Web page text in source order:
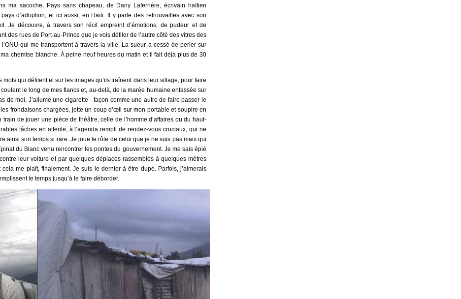
ma sacoche, Pays sans chapeau, de Dany Laferrière, écrivain haïtien
d’adoption, et ici aussi, en Haïti. Il y parle des retrouvailles avec son
Je découvre, à travers son récit empreint d’émotions, de pudeur et de
des rues de Port-au-Prince que je vois défiler de l’autre côté des vitres des
qui me transportent à travers la ville. La sueur a cessé de perler sur
chemise blanche. À peine neuf heures du matin et il fait déjà plus de 30
mots qui défilent et sur les images qu’ils traînent dans leur sillage, pour faire
le long de mes flancs et, au-delà, de la marée humaine entassée sur
de moi. J’allume une cigarette - façon comme une autre de faire passer le
frondaisons chargées, jette un coup d’œil sur mon portable et soupire en
train de jouer une pièce de théâtre, celle de l’homme d’affaires ou du haut-
tâches en attente, à l’agenda rempli de rendez-vous cruciaux, qui ne
ainsi son temps si rare. Je joue le rôle de celui que je ne suis pas mais qui
du Blanc venu rencontrer les pontes du gouvernement. Je me sais épié
leur voiture et par quelques déplacés rassemblés à quelques mètres
cela me plaît, finalement. Je suis le dernier à être dupé. Parfois, j’aimerais
le temps jusqu’à le faire déborder.